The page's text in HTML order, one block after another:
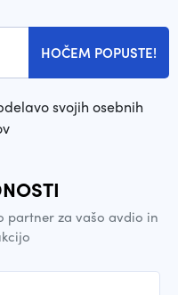
HOČEM POPUSTE!
svojih osebnih
partner za vašo avdio in